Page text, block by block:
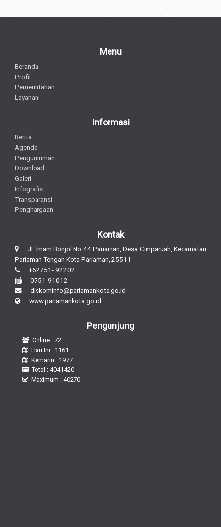
Menu
Beranda
Profil
Pemerintahan
Layanan
Informasi
Berita
Agenda
Pengumuman
Download
Galeri
Infografis
Transparansi
Penghargaan
Kontak
Jl. Imam Bonjol No 44 Pariaman, Desa Cimparuah, Kecamatan
Pariaman Tengah Kota Pariaman, 25511
+62751- 92202
0751-91012
diskominfo@pariamankota.go.id
www.pariamankota.go.id
Pengunjung
Online : 72
Hari Ini : 1161
Kemarin : 1977
Total : 4041420
Maximum : 40270